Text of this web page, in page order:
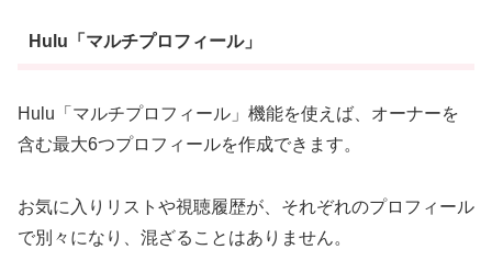
Hulu「マルチプロフィール」
Hulu「マルチプロフィール」機能を使えば、オーナーを
含む最大6つプロフィールを作成できます。
お気に入りリストや視聴履歴が、それぞれのプロフィール
で別々になり、混ざることはありません。